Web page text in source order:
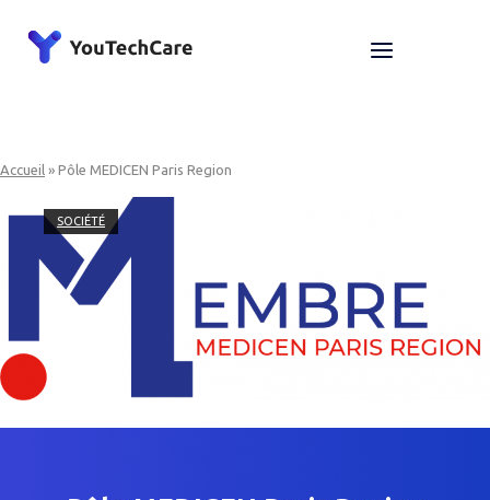
content
Home Menu
Accueil » Pôle MEDICEN Paris Region
SOCIÉTÉ